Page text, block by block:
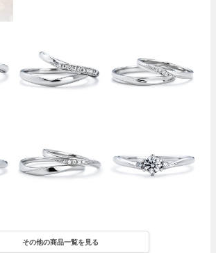
その他の商品一覧を見る